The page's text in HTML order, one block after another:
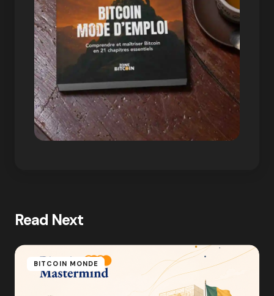
Read Next
BITCOIN MONDE